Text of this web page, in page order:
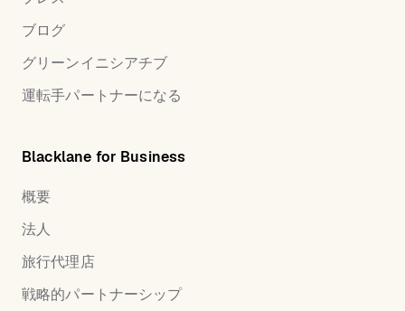
ブログ
グリーンイニシアチブ
運転手パートナーになる
Blacklane for Business
概要
法人
旅行代理店
戦略的パートナーシップ